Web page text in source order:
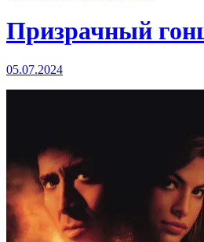
Призрачный
05.07.2024